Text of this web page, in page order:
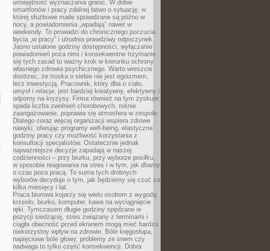
umiejętność wyznaczania granic. W dobie
smartfonów i pracy zdalnej łatwo o sytuację, w
której służbowe maile sprawdzane są późno w
nocy, a powiadomienia „wpadają” nawet w
weekendy. To prowadzi do chronicznego poczucia
bycia „w pracy” i utrudnia prawdziwy odpoczynek.
Jasno ustalone godziny dostępności, wyłączanie
powiadomień poza nimi i konsekwentne trzymanie
się tych zasad to ważny krok w kierunku ochrony
własnego zdrowia psychicznego. Warto wreszcie
dostrzec, że troska o siebie nie jest egoizmem,
lecz inwestycją. Pracownik, który dba o ciało,
umysł i relacje, jest bardziej kreatywny, efektywny i
odporny na kryzysy. Firma również na tym zyskuje:
spada liczba zwolnień chorobowych, rośnie
zaangażowanie, poprawia się atmosfera w zespole.
Dlatego coraz więcej organizacji wspiera zdrowe
nawyki, oferując programy well-being, elastyczne
godziny pracy czy możliwość korzystania z
konsultacji specjalistów. Ostatecznie jednak
najważniejsze decyzje zapadają w naszej
codzienności – przy biurku, przy wyborze posiłku,
w sposobie reagowania na stres i w tym, jak dbamy
o czas poza pracą. To suma tych drobnych
wyborów decyduje o tym, jak będziemy się czuć za
kilka miesięcy i lat.
Praca biurowa kojarzy się wielu osobom z wygodą:
krzesło, biurko, komputer, kawa na wyciągnięcie
ręki. Tymczasem długie godziny spędzane w
pozycji siedzącej, stres związany z terminami i
ciągła obecność przed ekranem mogą mieć bardzo
niekorzystny wpływ na zdrowie. Bóle kręgosłupa,
napięciowe bóle głowy, problemy ze snem czy
nadwaga to tylko część konsekwencji. Dobra